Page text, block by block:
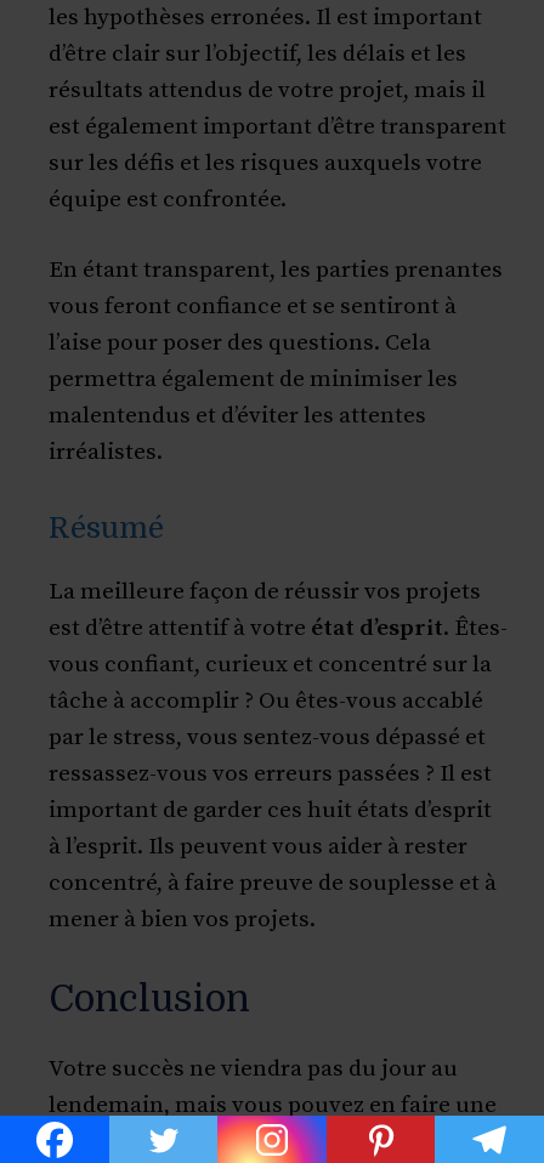
les hypothèses erronées. Il est important
d’être clair sur l’objectif, les délais et les
résultats attendus de votre projet, mais il
est également important d’être transparent
sur les défis et les risques auxquels votre
équipe est confrontée.
En étant transparent, les parties prenantes
vous feront confiance et se sentiront à
l’aise pour poser des questions. Cela
permettra également de minimiser les
malentendus et d’éviter les attentes
irréalistes.
Résumé
La meilleure façon de réussir vos projets
est d’être attentif à votre état d’esprit. Êtes-
vous confiant, curieux et concentré sur la
tâche à accomplir ? Ou êtes-vous accablé
par le stress, vous sentez-vous dépassé et
ressassez-vous vos erreurs passées ? Il est
important de garder ces huit états d’esprit
à l’esprit. Ils peuvent vous aider à rester
concentré, à faire preuve de souplesse et à
mener à bien vos projets.
Conclusion
Votre succès ne viendra pas du jour au
lendemain, mais vous pouvez en faire une
réalité en investissant en vous-même et